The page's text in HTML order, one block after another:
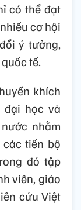
có thể đạt
cơ hội
ý tưởng,
tế.
khích
đại học và
nhằm
tiến bộ
đó tập
viên, giáo
cứu Việt